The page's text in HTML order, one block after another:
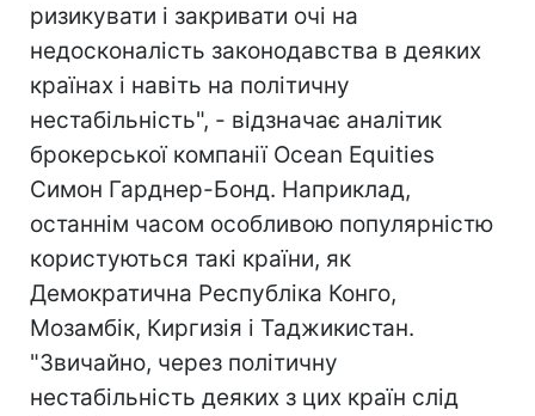
ризикувати і закривати очі на
недосконалість законодавства в деяких
країнах і навіть на політичну
нестабільність", - відзначає аналітик
брокерської компанії Ocean Equities
Симон Гарднер-Бонд. Наприклад,
останнім часом особливою популярністю
користуються такі країни, як
Демократична Республіка Конго,
Мозамбік, Киргизія і Таджикистан.
"Звичайно, через політичну
нестабільність деяких з цих країн слід